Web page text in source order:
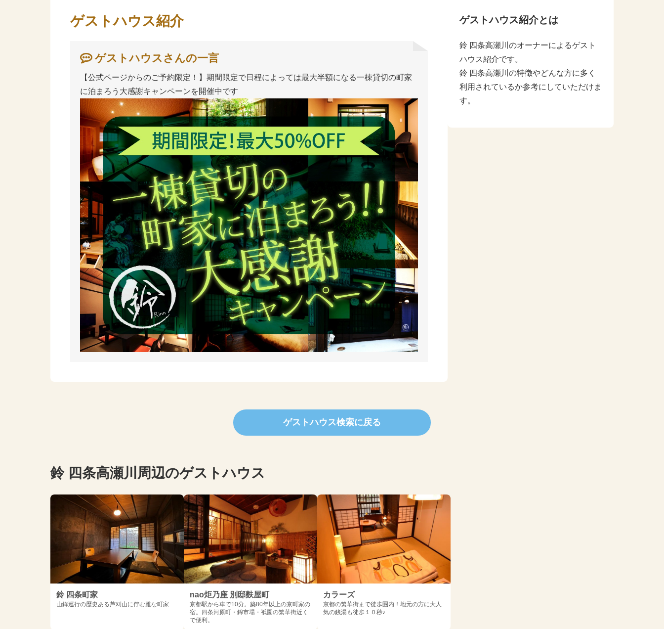
ゲストハウス紹介
ゲストハウスさんの一言
【公式ページからのご予約限定！】期間限定で日程によっては最大半額になる一棟貸切の町家
に泊まろう大感謝キャンペーンを開催中です
ゲストハウス紹介とは
鈴 四条高瀬川のオーナーによるゲスト
ハウス紹介です。
鈴 四条高瀬川の特徴やどんな方に多く
利用されているか参考にしていただけま
す。
ゲストハウス検索に戻る
鈴 四条高瀬川周辺のゲストハウス
鈴 四条町家
山鉾巡行の歴史ある芦刈山に佇む雅な町家
nao炬乃座 別邸麩屋町
京都駅から車で10分。築80年以上の京町家の
宿。四条河原町・錦市場・祇園の繁華街近く
で便利。
カラーズ
京都の繁華街まで徒歩圏内！地元の方に大人
気の銭湯も徒歩１０秒♪